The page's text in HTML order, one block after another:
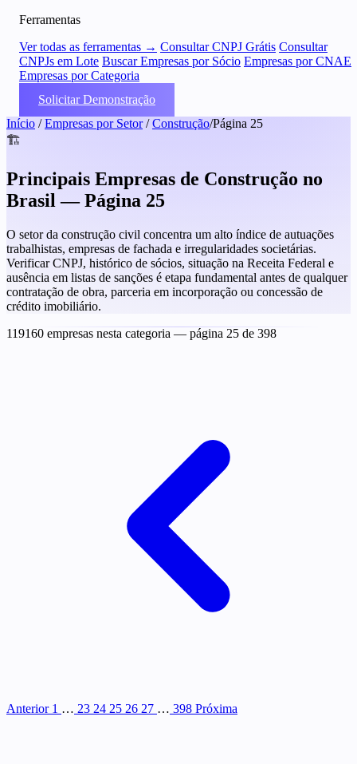
Ferramentas
Ver todas as ferramentas → Consultar CNPJ Grátis Consultar
CNPJs em Lote Buscar Empresas por Sócio Empresas por CNAE
Empresas por Categoria
Solicitar Demonstração
Início / Empresas por Setor / Construção/Página 25
🏗️
Principais Empresas de Construção no
Brasil — Página 25
O setor da construção civil concentra um alto índice de autuações
trabalhistas, empresas de fachada e irregularidades societárias.
Verificar CNPJ, histórico de sócios, situação na Receita Federal e
ausência em listas de sanções é etapa fundamental antes de qualquer
contratação de obra, parceria em incorporação ou concessão de
crédito imobiliário.
119160 empresas nesta categoria — página 25 de 398
Anterior 1 … 23 24 25 26 27 … 398 Próxima